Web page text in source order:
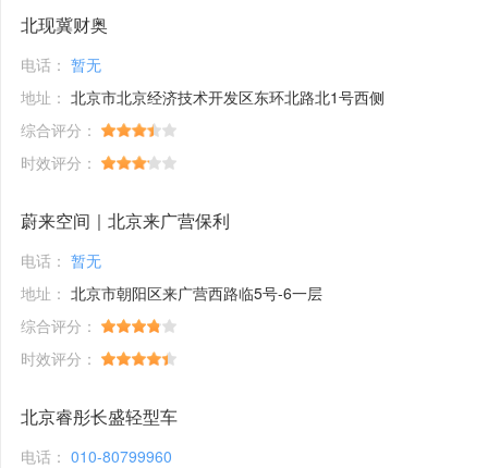
北现冀财奥
电话： 暂无
地址： 北京市北京经济技术开发区东环北路北1号西侧
综合评分：
时效评分：
蔚来空间｜北京来广营保利
电话： 暂无
地址： 北京市朝阳区来广营西路临5号-6一层
综合评分：
时效评分：
北京睿彤长盛轻型车
电话： 010-80799960